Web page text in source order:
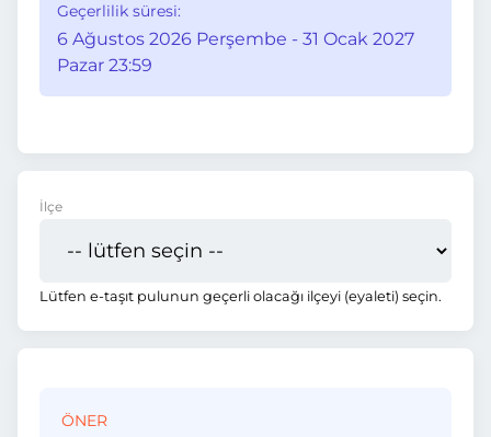
Geçerlilik süresi:
6 Ağustos 2026 Perşembe - 31 Ocak 2027
Pazar 23:59
İlçe
Lütfen e-taşıt pulunun geçerli olacağı ilçeyi (eyaleti) seçin.
ÖNER